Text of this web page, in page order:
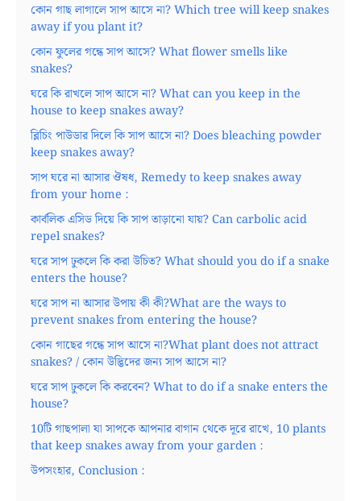
কোন গাছ লাগালে সাপ আসে না? Which tree will keep snakes
away if you plant it?
কোন ফুলের গন্ধে সাপ আসে? What flower smells like
snakes?
ঘরে কি রাখলে সাপ আসে না? What can you keep in the
house to keep snakes away?
ব্লিচিং পাউডার দিলে কি সাপ আসে না? Does bleaching powder
keep snakes away?
সাপ ঘরে না আসার ঔষধ, Remedy to keep snakes away
from your home :
কার্বলিক এসিড দিয়ে কি সাপ তাড়ানো যায়? Can carbolic acid
repel snakes?
ঘরে সাপ ঢুকলে কি করা উচিত? What should you do if a snake
enters the house?
ঘরে সাপ না আসার উপায় কী কী?What are the ways to
prevent snakes from entering the house?
কোন গাছের গন্ধে সাপ আসে না?What plant does not attract
snakes? / কোন উদ্ভিদের জন্য সাপ আসে না?
ঘরে সাপ ঢুকলে কি করবেন? What to do if a snake enters the
house?
10টি গাছপালা যা সাপকে আপনার বাগান থেকে দূরে রাখে, 10 plants
that keep snakes away from your garden :
উপসংহার, Conclusion :